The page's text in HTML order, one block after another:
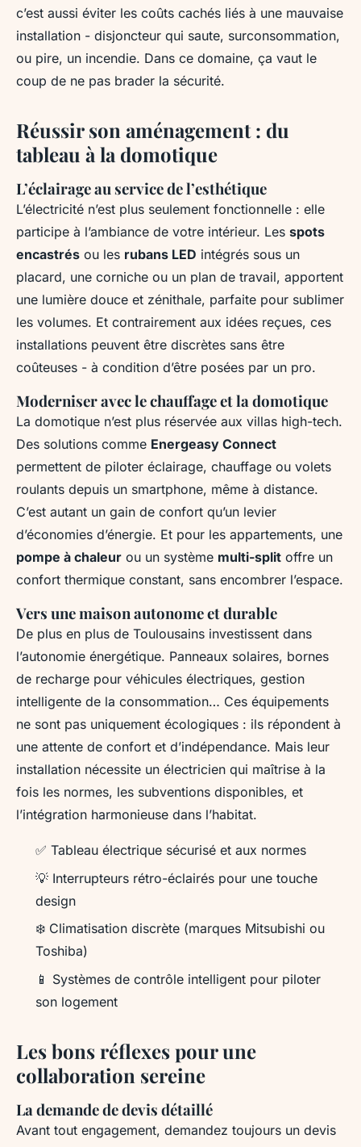
c’est aussi éviter les coûts cachés liés à une mauvaise
installation - disjoncteur qui saute, surconsommation,
ou pire, un incendie. Dans ce domaine, ça vaut le
coup de ne pas brader la sécurité.
Réussir son aménagement : du
tableau à la domotique
L’éclairage au service de l’esthétique
L’électricité n’est plus seulement fonctionnelle : elle
participe à l’ambiance de votre intérieur. Les spots
encastrés ou les rubans LED intégrés sous un
placard, une corniche ou un plan de travail, apportent
une lumière douce et zénithale, parfaite pour sublimer
les volumes. Et contrairement aux idées reçues, ces
installations peuvent être discrètes sans être
coûteuses - à condition d’être posées par un pro.
Moderniser avec le chauffage et la domotique
La domotique n’est plus réservée aux villas high-tech.
Des solutions comme Energeasy Connect
permettent de piloter éclairage, chauffage ou volets
roulants depuis un smartphone, même à distance.
C’est autant un gain de confort qu’un levier
d’économies d’énergie. Et pour les appartements, une
pompe à chaleur ou un système multi-split offre un
confort thermique constant, sans encombrer l’espace.
Vers une maison autonome et durable
De plus en plus de Toulousains investissent dans
l’autonomie énergétique. Panneaux solaires, bornes
de recharge pour véhicules électriques, gestion
intelligente de la consommation… Ces équipements
ne sont pas uniquement écologiques : ils répondent à
une attente de confort et d’indépendance. Mais leur
installation nécessite un électricien qui maîtrise à la
fois les normes, les subventions disponibles, et
l’intégration harmonieuse dans l’habitat.
✅ Tableau électrique sécurisé et aux normes
💡 Interrupteurs rétro-éclairés pour une touche
design
❄️ Climatisation discrète (marques Mitsubishi ou
Toshiba)
📱 Systèmes de contrôle intelligent pour piloter
son logement
Les bons réflexes pour une
collaboration sereine
La demande de devis détaillé
Avant tout engagement, demandez toujours un devis